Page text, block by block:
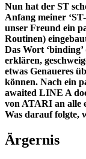
Nun hat der ST
Anfang meiner
unser Freund ein
Routinen)
Das Wort
erklären,
etwas Genaueres
können. Nach ein
awaited LINE A
von ATARI an alle
Was darauf folgte,
Ärgernis